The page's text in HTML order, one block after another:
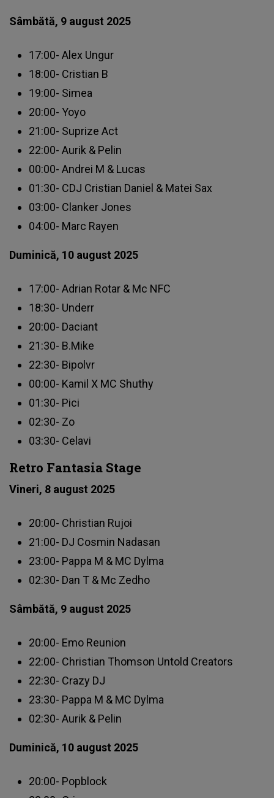
Sâmbătă, 9 august 2025
17:00- Alex Ungur
18:00- Cristian B
19:00- Simea
20:00- Yoyo
21:00- Suprize Act
22:00- Aurik & Pelin
00:00- Andrei M & Lucas
01:30- CDJ Cristian Daniel & Matei Sax
03:00- Clanker Jones
04:00- Marc Rayen
Duminică, 10 august 2025
17:00- Adrian Rotar & Mc NFC
18:30- Underr
20:00- Daciant
21:30- B.Mike
22:30- Bipolvr
00:00- Kamil X MC Shuthy
01:30- Pici
02:30- Zo
03:30- Celavi
Retro Fantasia Stage
Vineri, 8 august 2025
20:00- Christian Rujoi
21:00- DJ Cosmin Nadasan
23:00- Pappa M & MC Dylma
02:30- Dan T & Mc Zedho
Sâmbătă, 9 august 2025
20:00- Emo Reunion
22:00- Christian Thomson Untold Creators
22:30- Crazy DJ
23:30- Pappa M & MC Dylma
02:30- Aurik & Pelin
Duminică, 10 august 2025
20:00- Popblock